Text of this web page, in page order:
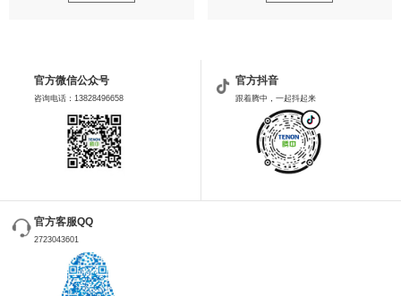
官方微信公众号
咨询电话：13828496658
官方抖音
跟着腾中，一起抖起来
官方客服QQ
2723043601